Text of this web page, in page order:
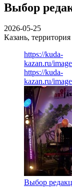
Выбор
2026-05-25
Казань,
https://kuda-
kazan.ru/
https://kuda-
kazan.ru/
Выбор